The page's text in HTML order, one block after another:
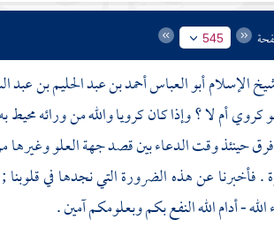
545
الإسلام أبو العباس أحمد بن عبد الحليم بن عبد
أم لا ؟ وإذا كان كرويا والله من ورائه محيط به
حينئذ وقت الدعاء بين قصد جهة العلو
. فأخبرنا عن هذه الضرورة التي نجدها في
- أدام الله النفع بكم وبعلومكم آمين .